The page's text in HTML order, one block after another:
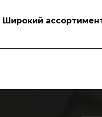
Широкий